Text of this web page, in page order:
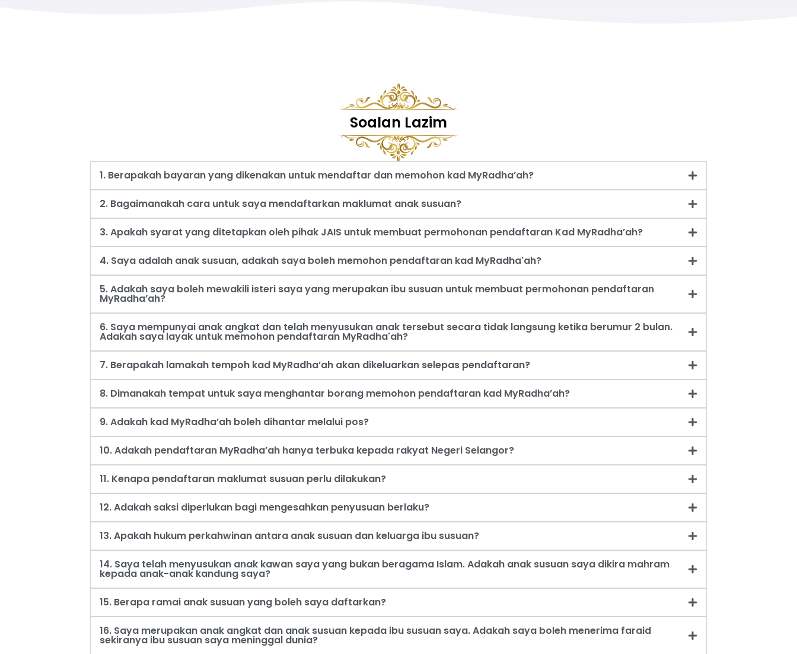
Soalan Lazim
1. Berapakah bayaran yang dikenakan untuk mendaftar dan memohon kad MyRadha’ah?
2. Bagaimanakah cara untuk saya mendaftarkan maklumat anak susuan?
3. Apakah syarat yang ditetapkan oleh pihak JAIS untuk membuat permohonan pendaftaran Kad MyRadha’ah?
4. Saya adalah anak susuan, adakah saya boleh memohon pendaftaran kad MyRadha'ah?
5. Adakah saya boleh mewakili isteri saya yang merupakan ibu susuan untuk membuat permohonan pendaftaran
MyRadha’ah?
6. Saya mempunyai anak angkat dan telah menyusukan anak tersebut secara tidak langsung ketika berumur 2 bulan.
Adakah saya layak untuk memohon pendaftaran MyRadha'ah?
7. Berapakah lamakah tempoh kad MyRadha’ah akan dikeluarkan selepas pendaftaran?
8. Dimanakah tempat untuk saya menghantar borang memohon pendaftaran kad MyRadha’ah?
9. Adakah kad MyRadha’ah boleh dihantar melalui pos?
10. Adakah pendaftaran MyRadha’ah hanya terbuka kepada rakyat Negeri Selangor?
11. Kenapa pendaftaran maklumat susuan perlu dilakukan?
12. Adakah saksi diperlukan bagi mengesahkan penyusuan berlaku?
13. Apakah hukum perkahwinan antara anak susuan dan keluarga ibu susuan?
14. Saya telah menyusukan anak kawan saya yang bukan beragama Islam. Adakah anak susuan saya dikira mahram
kepada anak-anak kandung saya?
15. Berapa ramai anak susuan yang boleh saya daftarkan?
16. Saya merupakan anak angkat dan anak susuan kepada ibu susuan saya. Adakah saya boleh menerima faraid
sekiranya ibu susuan saya meninggal dunia?